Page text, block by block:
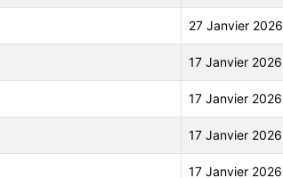
27 Janvier 2026
17 Janvier 2026
17 Janvier 2026
17 Janvier 2026
17 Janvier 2026